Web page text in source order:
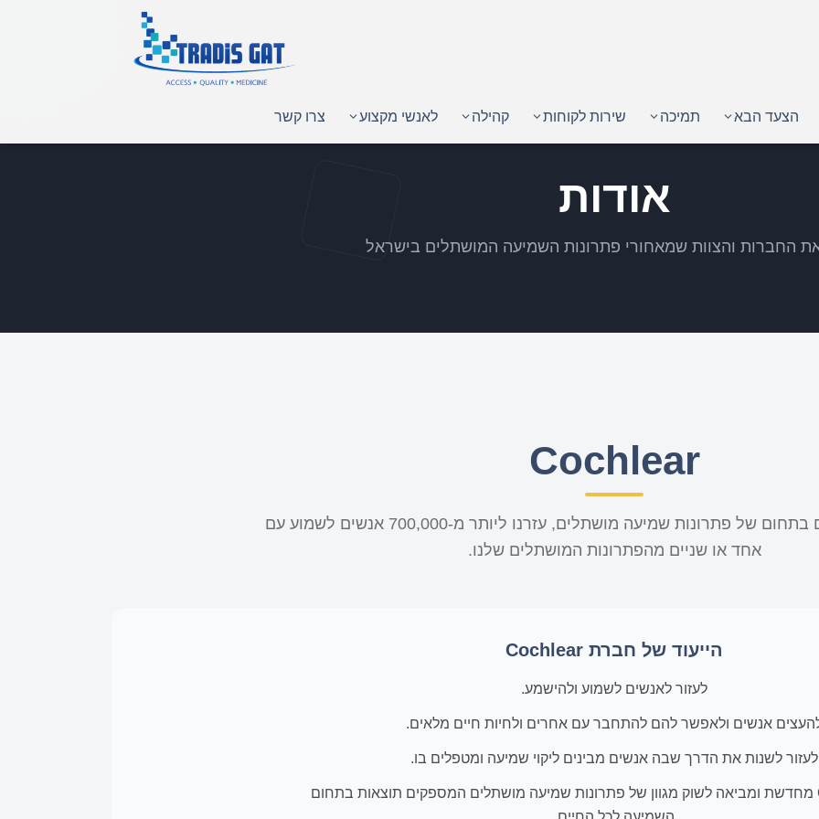
הצעד הבא תמיכה שירות לקוחות קהילה לאנשי מקצוע צרו קשר
אודות
את החברות והצוות שמאחורי פתרונות השמיעה המושתלים בישראל
Cochlear
כחברה מובילה בעולם בתחום של פתרונות שמיעה מושתלים, עזרנו ליותר מ-700,000 אנשים לשמוע עם
אחד או שניים מהפתרונות המושתלים שלנו.
הייעוד של חברת Cochlear
לעזור לאנשים לשמוע ולהישמע.
אנשים ולאפשר להם להתחבר עם אחרים ולחיות חיים מלאים.
לעזור לשנות את הדרך שבה אנשים מבינים ליקוי שמיעה ומטפלים בו.
חברת Cochlear מחדשת ומביאה לשוק מגוון של פתרונות שמיעה מושתלים המספקים תוצאות בתחום